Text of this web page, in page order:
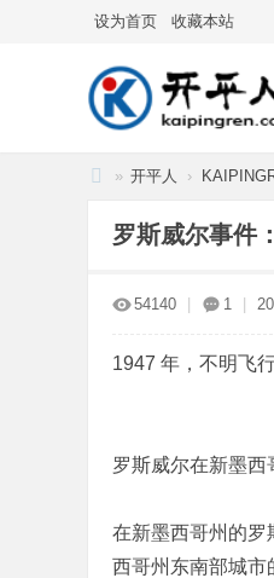
设为首页 收藏本站
» 开平人 ›
罗斯威尔事件
54140 1
1947 年，不明飞
罗斯威尔在新墨西
在新墨西哥州的罗
西哥州东南部城市